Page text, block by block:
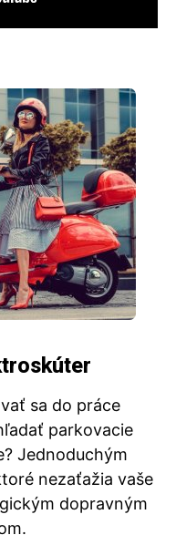
sa do práce
parkovacie
Jednoduchým
nezaťažia vaše
dopravným